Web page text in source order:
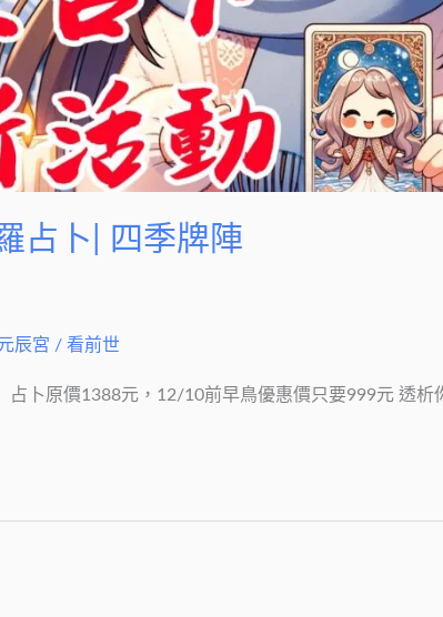
占卜| 四季牌陣
辰宮 / 看前世
卜原價1388元，12/10前早鳥優惠價只要999元 透析